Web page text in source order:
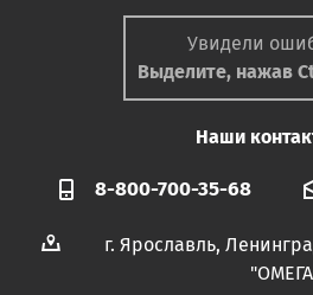
Увидели
Выделите, нажав
Наши
8-800-700-35-68
г. Ярославль,